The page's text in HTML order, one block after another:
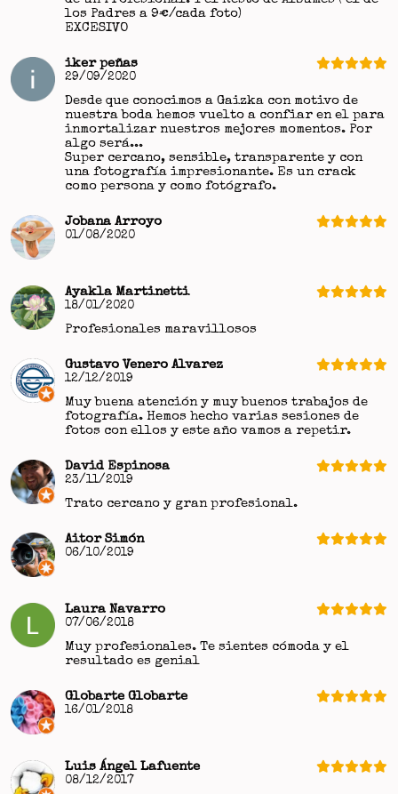
los Padres a 9€/cada foto)
EXCESIVO
iker peñas
29/09/2020
Desde que conocimos a Gaizka con motivo de
nuestra boda hemos vuelto a confiar en el para
inmortalizar nuestros mejores momentos. Por
algo será...
Super cercano, sensible, transparente y con
una fotografía impresionante. Es un crack
como persona y como fotógrafo.
Jobana Arroyo
01/08/2020
Ayakla Martinetti
18/01/2020
Profesionales maravillosos
Gustavo Venero Alvarez
12/12/2019
Muy buena atención y muy buenos trabajos de
fotografía. Hemos hecho varias sesiones de
fotos con ellos y este año vamos a repetir.
David Espinosa
23/11/2019
Trato cercano y gran profesional.
Aitor Simón
06/10/2019
Laura Navarro
07/06/2018
Muy profesionales. Te sientes cómoda y el
resultado es genial
Globarte Globarte
16/01/2018
Luis Ángel Lafuente
08/12/2017